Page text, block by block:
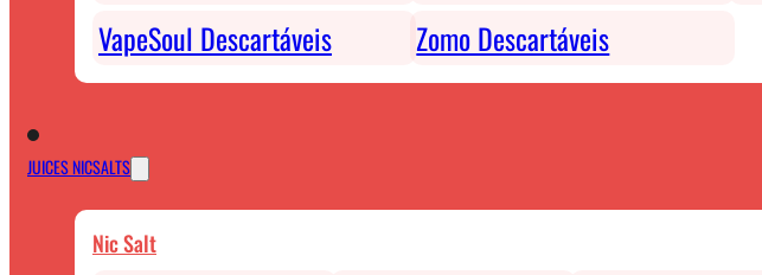
VapeSoul Descartáveis
Zomo Descartáveis
JUICES NICSALTS
Nic Salt